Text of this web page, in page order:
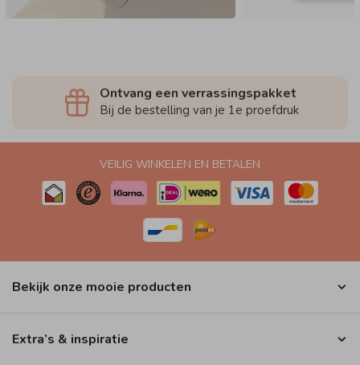
Ontvang een verrassingspakket
Bij de bestelling van je 1e proefdruk
VEILIG WINKELEN EN BETALEN
Bekijk onze mooie producten
Extra’s & inspiratie